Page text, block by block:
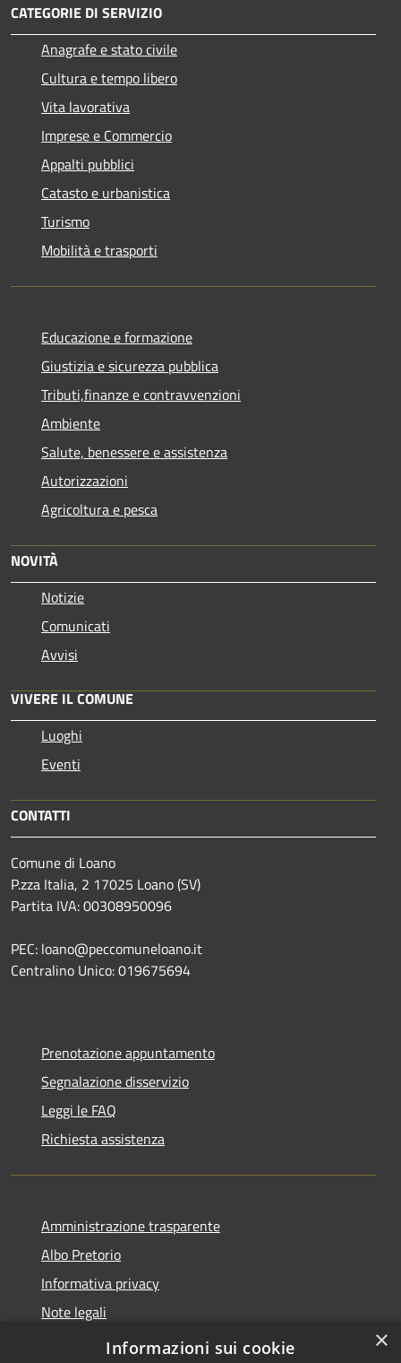
CATEGORIE DI SERVIZIO
Anagrafe e stato civile
Cultura e tempo libero
Vita lavorativa
Imprese e Commercio
Appalti pubblici
Catasto e urbanistica
Turismo
Mobilità e trasporti
Educazione e formazione
Giustizia e sicurezza pubblica
Tributi,finanze e contravvenzioni
Ambiente
Salute, benessere e assistenza
Autorizzazioni
Agricoltura e pesca
NOVITÀ
Notizie
Comunicati
Avvisi
VIVERE IL COMUNE
Luoghi
Eventi
CONTATTI
Comune di Loano
P.zza Italia, 2 17025 Loano (SV)
Partita IVA: 00308950096
PEC: loano@peccomuneloano.it
Centralino Unico: 019675694
Prenotazione appuntamento
Segnalazione disservizio
Leggi le FAQ
Richiesta assistenza
Amministrazione trasparente
Albo Pretorio
Informativa privacy
Note legali
Dichiarazione di accessibilità
×
Informazioni sui cookie